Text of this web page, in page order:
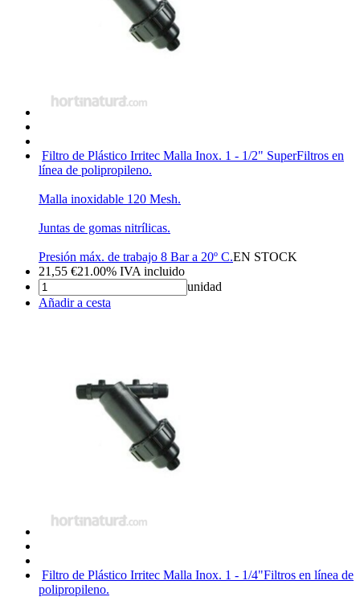
Filtro de Plástico Irritec Malla Inox. 1 - 1/2" SuperFiltros en
línea de polipropileno.
Malla inoxidable 120 Mesh.
Juntas de gomas nitrílicas.
Presión máx. de trabajo 8 Bar a 20º C.EN STOCK
21,55 €21.00% IVA incluido
unidad
Añadir a cesta
Filtro de Plástico Irritec Malla Inox. 1 - 1/4"Filtros en línea de
polipropileno.